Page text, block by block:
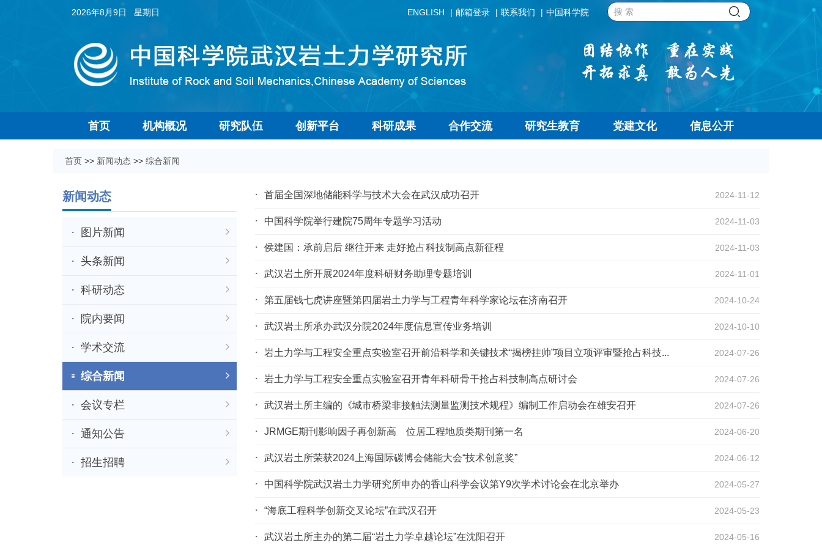
2026年8月9日 星期日 ENGLISH 邮箱登录 联系我们 中国科学院
首页 机构概况 研究队伍 创新平台 科研成果 合作交流 研究生教育 党建文化 信息公开
首页 >> 新闻动态 >> 综合新闻
新闻动态
图片新闻
头条新闻
科研动态
院内要闻
学术交流
综合新闻
会议专栏
通知公告
招生招聘
首届全国深地储能科学与技术大会在武汉成功召开 2024-11-12
中国科学院举行建院75周年专题学习活动 2024-11-03
侯建国：承前启后 继往开来 走好抢占科技制高点新征程 2024-11-03
武汉岩土所开展2024年度科研财务助理专题培训 2024-11-01
第五届钱七虎讲座暨第四届岩土力学与工程青年科学家论坛在济南召开 2024-10-24
武汉岩土所承办武汉分院2024年度信息宣传业务培训 2024-10-10
岩土力学与工程安全重点实验室召开前沿科学和关键技术“揭榜挂帅”项目立项评审暨抢占科技... 2024-07-26
岩土力学与工程安全重点实验室召开青年科研骨干抢占科技制高点研讨会 2024-07-26
武汉岩土所主编的《城市桥梁非接触法测量监测技术规程》编制工作启动会在雄安召开 2024-07-26
JRMGE期刊影响因子再创新高 位居工程地质类期刊第一名 2024-06-20
武汉岩土所荣获2024上海国际碳博会储能大会“技术创意奖” 2024-06-12
中国科学院武汉岩土力学研究所申办的香山科学会议第Y9次学术讨论会在北京举办 2024-05-27
“海底工程科学创新交叉论坛”在武汉召开 2024-05-23
武汉岩土所主办的第二届“岩土力学卓越论坛”在沈阳召开 2024-05-16